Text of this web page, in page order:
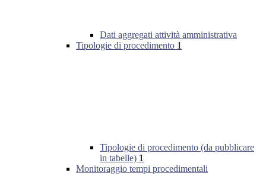
Dati aggregati attività amministrativa
Tipologie di procedimento 1
Tipologie di procedimento (da pubblicare
in tabelle) 1
Monitoraggio tempi procedimentali